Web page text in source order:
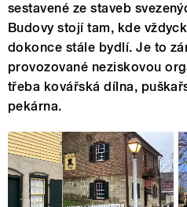
sestavené ze staveb
Budovy stojí tam, kde
dokonce stále bydlí. Je to
provozované neziskovou
třeba kovářská dílna,
pekárna.